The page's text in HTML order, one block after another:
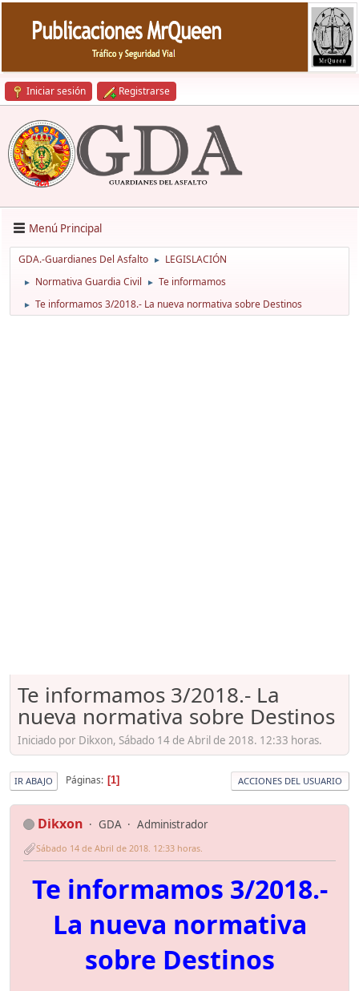
Iniciar sesión Registrarse
Menú Principal
GDA.-Guardianes Del Asfalto ► LEGISLACIÓN
► Normativa Guardia Civil ► Te informamos
► Te informamos 3/2018.- La nueva normativa sobre Destinos
Te informamos 3/2018.- La
nueva normativa sobre Destinos
Iniciado por Dikxon, Sábado 14 de Abril de 2018. 12:33 horas.
IR ABAJO Páginas 1 ACCIONES DEL USUARIO
Dikxon GDA Administrador
Sábado 14 de Abril de 2018. 12:33 horas.
Te informamos 3/2018.-
La nueva normativa
sobre Destinos